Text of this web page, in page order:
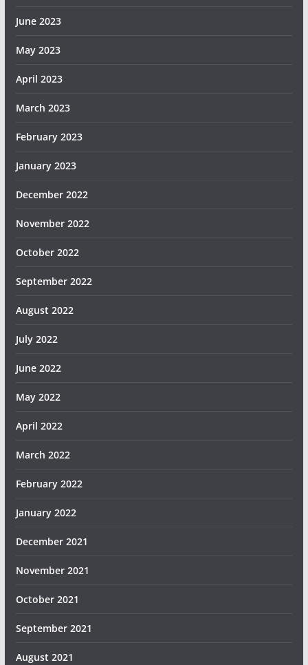
June 2023
May 2023
April 2023
March 2023
February 2023
January 2023
December 2022
November 2022
October 2022
September 2022
August 2022
July 2022
June 2022
May 2022
April 2022
March 2022
February 2022
January 2022
December 2021
November 2021
October 2021
September 2021
August 2021